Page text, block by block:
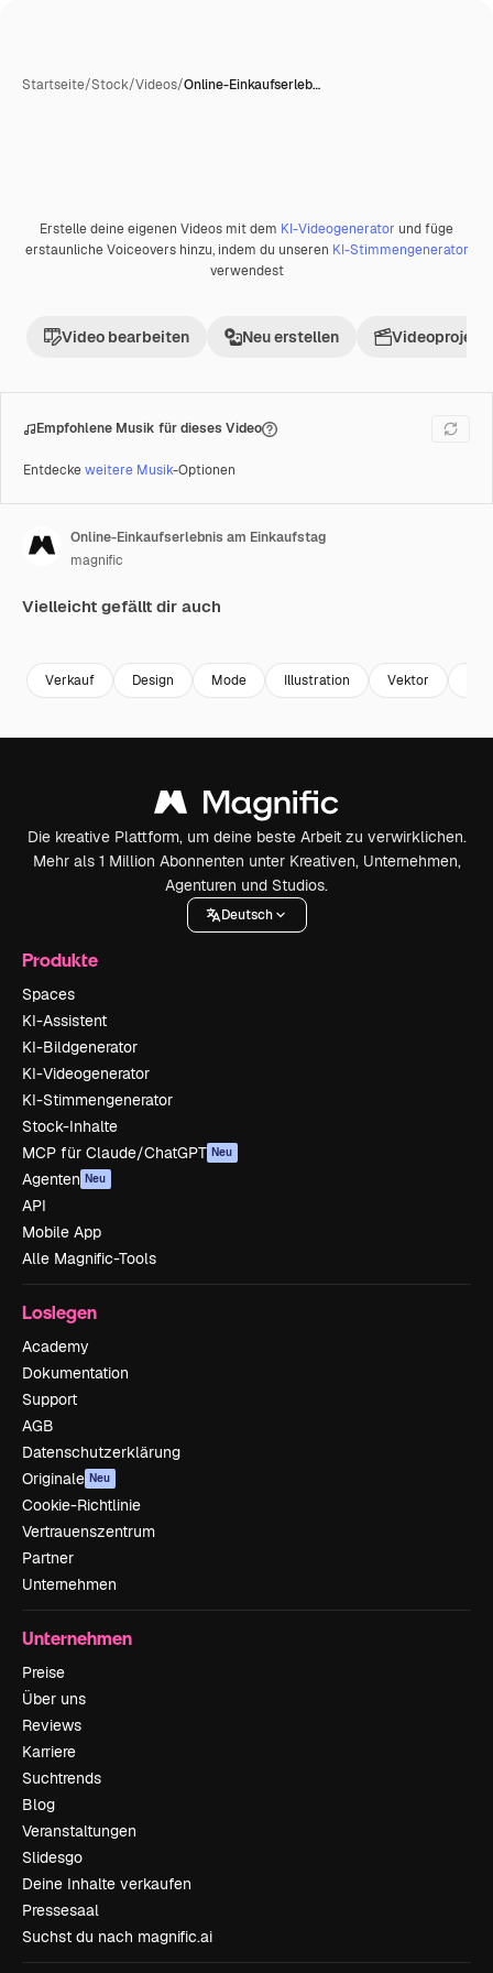
Startseite/Stock/Videos/Online-Einkaufserleb…
Erstelle deine eigenen Videos mit dem KI-Videogenerator und füge
erstaunliche Voiceovers hinzu, indem du unseren KI-Stimmengenerator
verwendest
Video bearbeiten Neu erstellen Videoprojekt
Empfohlene Musik für dieses Video
Entdeckeweitere Musik-Optionen
Online-Einkaufserlebnis am Einkaufstag
magnific
Vielleicht gefällt dir auch
Verkauf Design Mode Illustration Vektor
Die kreative Plattform, um deine beste Arbeit zu verwirklichen.
Mehr als 1 Million Abonnenten unter Kreativen, Unternehmen,
Agenturen und Studios.
Deutsch
Produkte
Spaces
KI-Assistent
KI-Bildgenerator
KI-Videogenerator
KI-Stimmengenerator
Stock-Inhalte
MCP für Claude/ChatGPT Neu
Agenten Neu
API
Mobile App
Alle Magnific-Tools
Loslegen
Academy
Dokumentation
Support
AGB
Datenschutzerklärung
Originale Neu
Cookie-Richtlinie
Vertrauenszentrum
Partner
Unternehmen
Unternehmen
Preise
Über uns
Reviews
Karriere
Suchtrends
Blog
Veranstaltungen
Slidesgo
Deine Inhalte verkaufen
Pressesaal
Suchst du nach magnific.ai